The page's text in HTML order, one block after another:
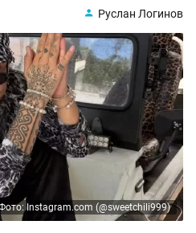
Руслан Логинов
Instagram.com (@sweetchili999)